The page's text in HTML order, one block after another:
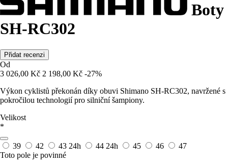
Boty
SH-RC302
Přidat recenzi
Od
3 026,00 Kč 2 198,00 Kč -27%
Výkon cyklistů překonán díky obuvi Shimano SH-RC302, navržené s
pokročilou technologií pro silniční šampiony.
Velikost
*
39 42 43 24h 44 24h 45 46
47
Toto pole je povinné